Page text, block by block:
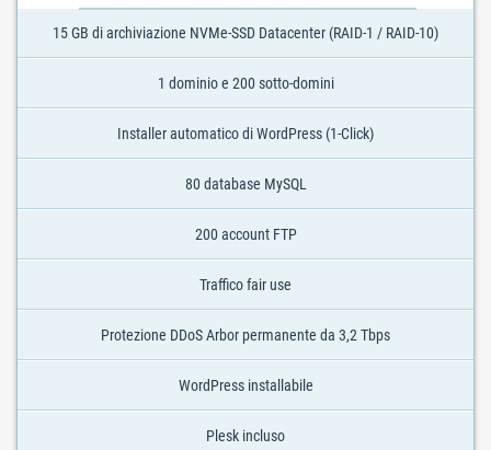
15 GB di archiviazione NVMe-SSD Datacenter (RAID-1 / RAID-10)
1 dominio e 200 sotto-domini
Installer automatico di WordPress (1-Click)
80 database MySQL
200 account FTP
Traffico fair use
Protezione DDoS Arbor permanente da 3,2 Tbps
WordPress installabile
Plesk incluso